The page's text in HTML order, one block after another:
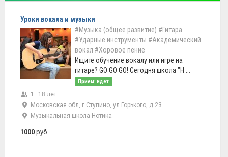
Уроки вокала и музыки
#Музыка (общее развитие) #Гитара
#Ударные инструменты #Академический
вокал #Хоровое пение
Ищите обучение вокалу или игре на
гитаре? GO GO GO! Сегодня школа "Н ...
Прием: идет
1–18 лет
Московская обл, г Ступино, ул Горького, д 23
Музыкальная школа Нотика
1000 руб.